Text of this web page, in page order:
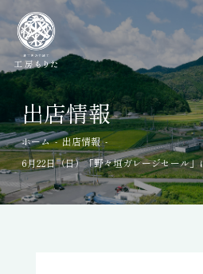
出店情報
ホーム - 出店情報 -
6月22日（日）「野々垣ガレージセール」